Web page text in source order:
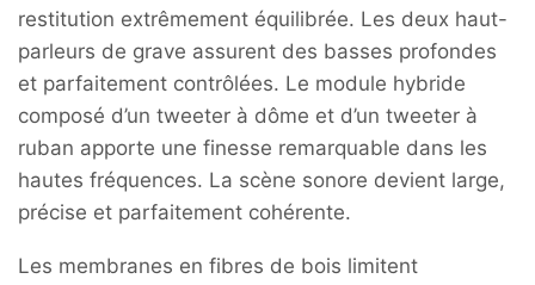
restitution extrêmement équilibrée. Les deux haut-
parleurs de grave assurent des basses profondes
et parfaitement contrôlées. Le module hybride
composé d’un tweeter à dôme et d’un tweeter à
ruban apporte une finesse remarquable dans les
hautes fréquences. La scène sonore devient large,
précise et parfaitement cohérente.
Les membranes en fibres de bois limitent